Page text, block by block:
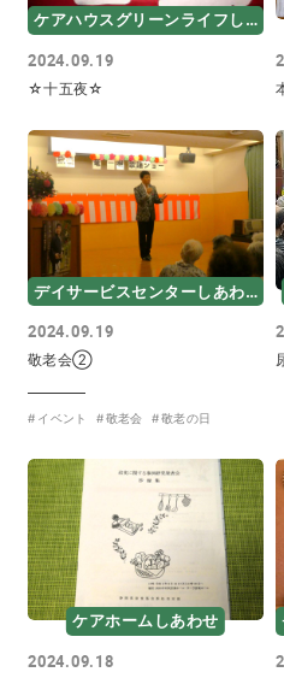
ケアハウスグリーンライフしあわせ
2024.09.19
☆十五夜☆
デイサービスセンターしあわせ
2024.09.19
敬老会②
イベント 敬老会 敬老の日
ケアホームしあわせ
2024.09.18